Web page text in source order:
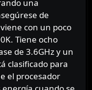
una
de
con un poco
Tiene ocho
de 3.6GHz y un
clasificado para
el procesador